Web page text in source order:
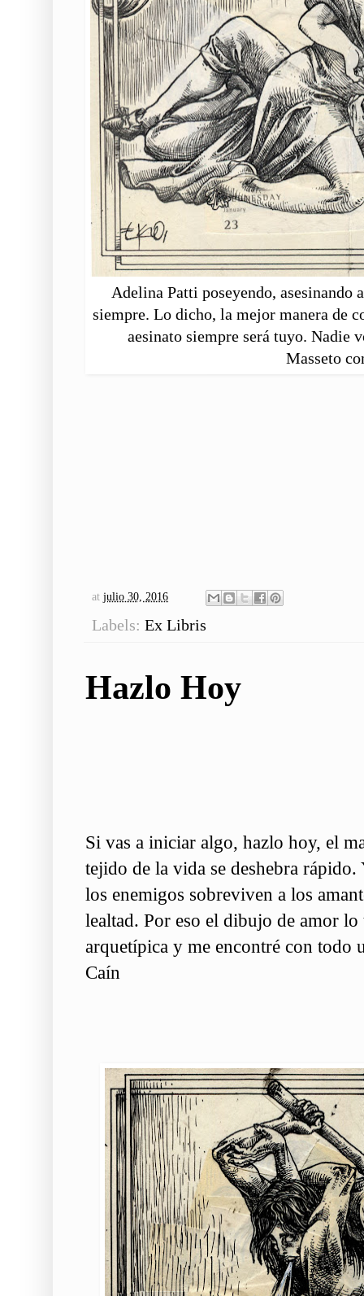
Adelina Patti poseyendo, asesinando
siempre. Lo dicho, la mejor manera de
aesinato siempre será tuyo.
Masseto
at julio 30, 2016
Labels: Ex Libris
Hazlo Hoy
Si vas a iniciar algo, hazlo hoy, el
tejido de la vida se deshebra
los enemigos sobreviven a los
lealtad. Por eso el dibujo de amor
arquetípica y me encontré con todo
Caín